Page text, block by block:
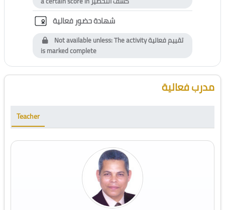
شهادة حضور فعاليةCustom certificate
Not available unless: The activityتقييم فعالية
is marked complete
Blocks
Skip [Cocoon] Course Instructor مدرب فعالية
Teacher